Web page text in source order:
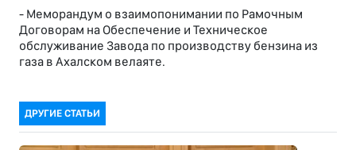
- Меморандум о взаимопонимании по Рамочным
Договорам на Обеспечение и Техническое
обслуживание Завода по производству бензина из
газа в Ахалском велаяте.
ДРУГИЕ СТАТЬИ